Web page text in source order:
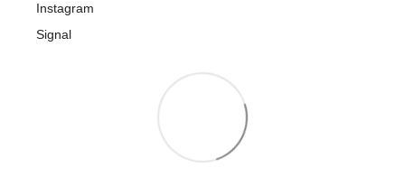
Instagram
Signal